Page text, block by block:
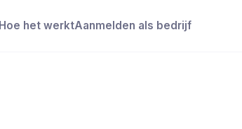
Hoe het werktAanmelden als bedrijf